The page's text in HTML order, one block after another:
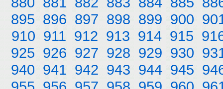
895 896 897 898 899 900
910 911 912 913 914 915
925 926 927 928 929 930
940 941 942 943 944 945